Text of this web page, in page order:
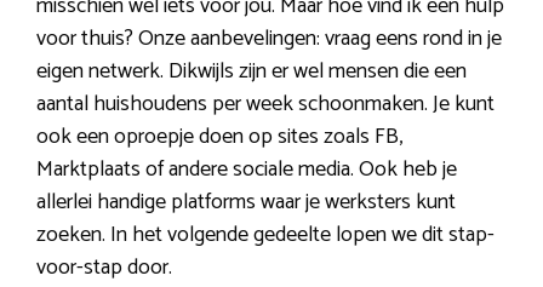
voor thuis? Onze aanbevelingen: vraag eens rond in je
eigen netwerk. Dikwijls zijn er wel mensen die een
aantal huishoudens per week schoonmaken. Je kunt
ook een oproepje doen op sites zoals FB,
Marktplaats of andere sociale media. Ook heb je
allerlei handige platforms waar je werksters kunt
zoeken. In het volgende gedeelte lopen we dit stap-
voor-stap door.